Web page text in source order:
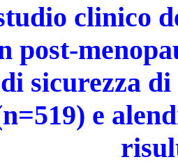
clinico
post-
sicurezza
e